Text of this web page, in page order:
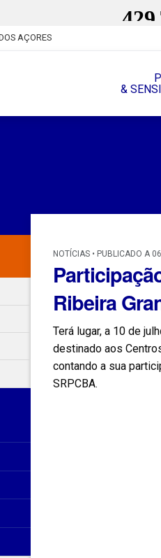
AÇORES
&
NOTÍCIAS • PUBLICADO A
Ribeira
Terá lugar, a 10 de
destinado aos
contando a sua
SRPCBA.